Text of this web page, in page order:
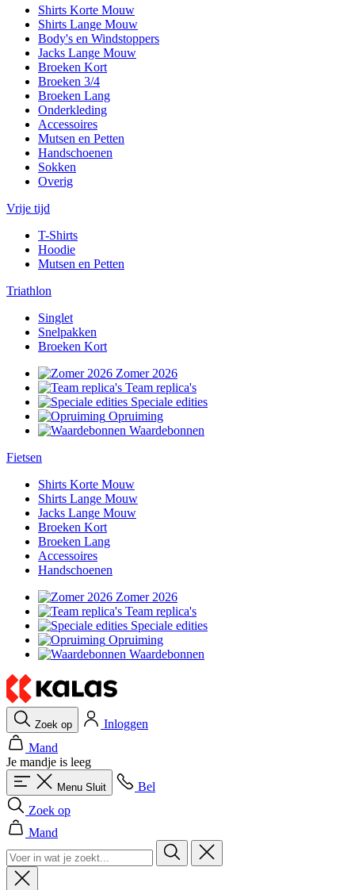
Shirts Korte Mouw
Shirts Lange Mouw
Body's en Windstoppers
Jacks Lange Mouw
Broeken Kort
Broeken 3/4
Broeken Lang
Onderkleding
Accessoires
Mutsen en Petten
Handschoenen
Sokken
Overig
Vrije tijd
T-Shirts
Hoodie
Mutsen en Petten
Triathlon
Singlet
Snelpakken
Broeken Kort
Zomer 2026
Team replica's
Speciale edities
Opruiming
Waardebonnen
Fietsen
Shirts Korte Mouw
Shirts Lange Mouw
Jacks Lange Mouw
Broeken Kort
Broeken Lang
Accessoires
Handschoenen
Zomer 2026
Team replica's
Speciale edities
Opruiming
Waardebonnen
Zoek op
Inloggen
Mand
Je mandje is leeg
Menu Sluit
Bel
Zoek op
Mand